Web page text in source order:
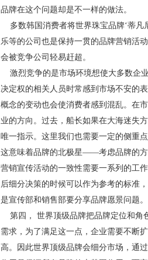
品牌在这个问题却是不一样的做法。
多数韩国消费者将世界珠宝品牌‘蒂凡
乐等的公司也是保持一贯的品牌营销活
会被竞争公司轻易赶超。
激烈竞争的是市场环境想使大多数企
决定权的相关人员时常感到市场不安的
概念的变动也会使消费者感到混乱。在
业的方向。过去，船长如果在大海迷失
唯一指示。这里我们也需要一定的侧重
这意味着品牌的北极星——考虑品牌的
营销宣传活动的一致性需要一系列的工
后细分决策的时候可以作为参考的标准
是宣传部和销售部要分享品牌愿景问题。
第四， 世界顶级品牌把品牌定位和角
需求，为了满足这一点，企业需要不断
高。因此世界顶级品牌会细分市场，通